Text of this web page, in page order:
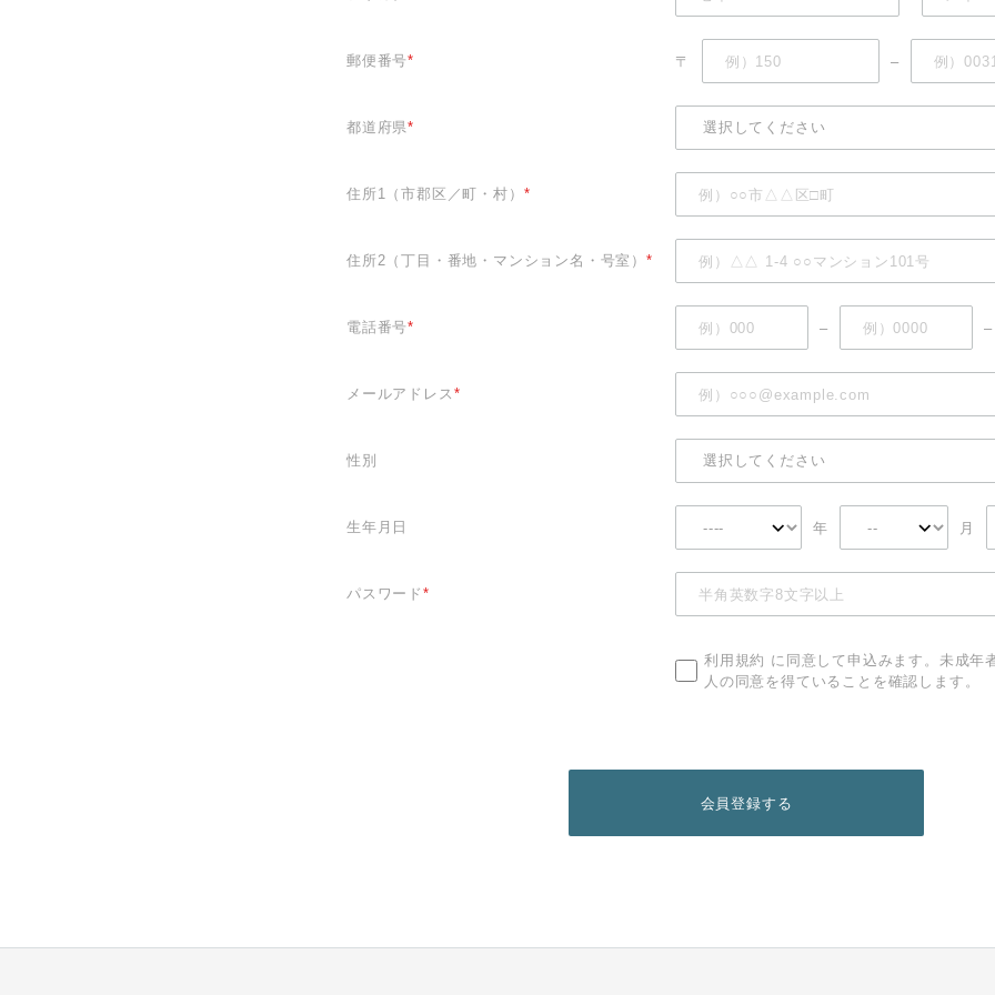
郵便番号* 〒 –
都道府県*
住所1（市郡区／町・村） *
住所2（丁目・番地・マンション名・号室） *
電話番号* – –
メールアドレス *
性別
生年月日 年 月
パスワード *
利用規約 に同意して申込みます。未成年
人の同意を得ていることを確認します。